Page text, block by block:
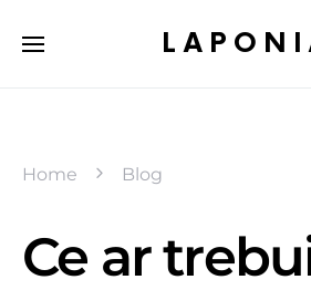
Home Blog
Ce ar